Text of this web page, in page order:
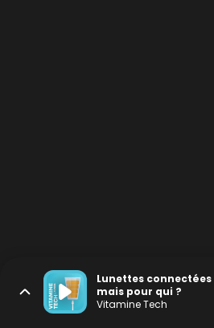
Lunettes connectées
mais pour qui ?
Vitamine Tech